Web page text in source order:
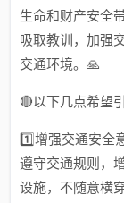
生命和财产安全
吸取教训，加强
交通环境。🙏
🔴以下几点希望
1️⃣增强交通安全
遵守交通规则，
设施，不随意横